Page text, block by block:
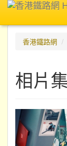
香港鐵路網
相片集